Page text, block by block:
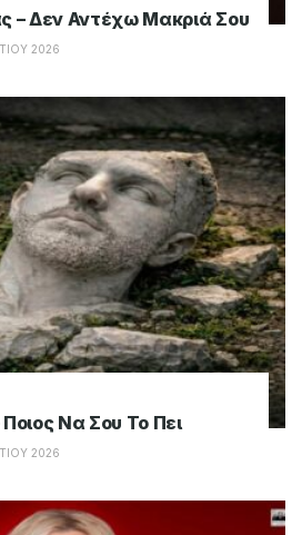
– Δεν Αντέχω Μακριά Σου
2026
Ποιος Να Σου Το Πει
2026